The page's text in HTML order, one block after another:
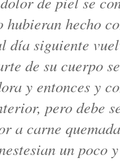
hubieran hecho
día siguiente
de su cuerpo
y entonces y
pero debe
a carne
un poco